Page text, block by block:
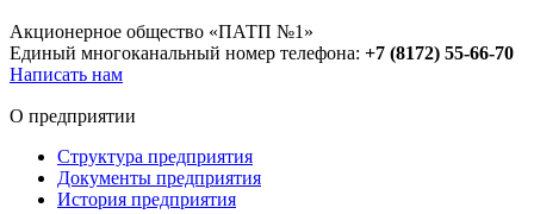
Акционерное общество «ПАТП №1»
Единый многоканальный номер телефона: +7 (8172) 55-66-70
Написать нам
О предприятии
Структура предприятия
Документы предприятия
История предприятия